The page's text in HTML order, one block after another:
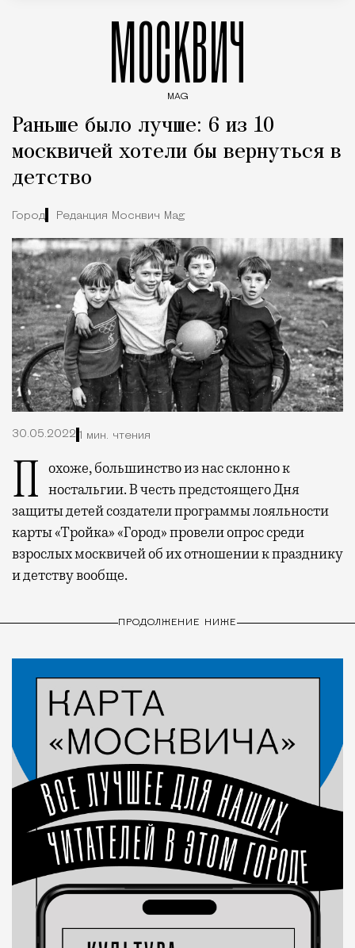
МОСКВИЧ
MAG
Раньше было лучше: 6 из 10
москвичей хотели бы вернуться в
детство
Город Редакция Москвич Mag
30.05.2022 1 мин. чтения
Похоже, большинство из нас склонно к ностальгии.В честь предстоящего Дня
защиты детей создатели программы лояльности
карты «Тройка» «Город» провели опрос среди
взрослых москвичей об их отношении к празднику
и детству вообще.
ПРОДОЛЖЕНИЕ НИЖЕ